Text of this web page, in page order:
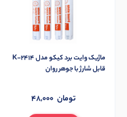
ماژیک وایت برد کیکو مدل K-2414
قابل شارژ با جوهر روان
48,000 تومان